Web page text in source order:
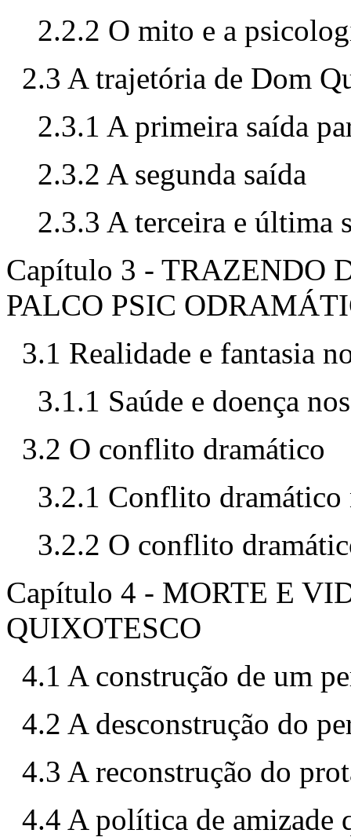
2.2.2 O mito e a
2.3 A trajetória de Dom
2.3.1 A primeira saída
2.3.2 A segunda saída
2.3.3 A terceira e última
Capítulo 3 - TRAZENDO
PALCO PSIC
3.1 Realidade e fantasia
3.1.1 Saúde e doença
3.2 O conflito dramático
3.2.1 Conflito dramático
3.2.2 O conflito
Capítulo 4 - MORTE E
QUIXOTESCO
4.1 A construção de um
4.2 A desconstrução do
4.3 A reconstrução do
4.4 A política de amizade